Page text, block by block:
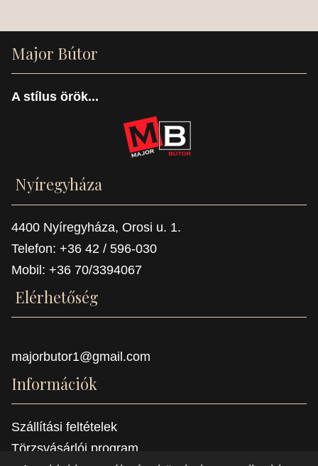
Major Bútor
A stílus örök...
Nyíregyháza
4400 Nyíregyháza, Orosi u. 1.
Telefon: +36 42 / 596-030
Mobil: +36 70/3394067
Elérhetőség
majorbutor1@gmail.com
Információk
Szállítási feltételek
Törzsvásárlói program